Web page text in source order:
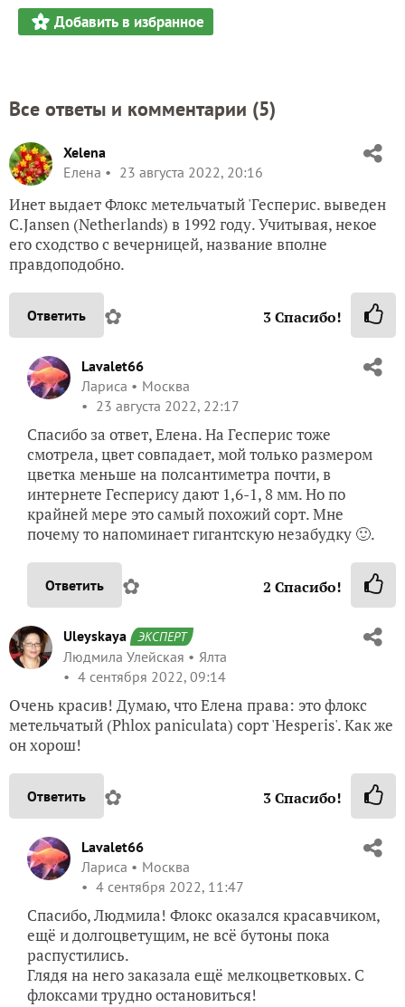
Добавить в избранное
Все ответы и комментарии (5)
Xelena
Елена
23 августа 2022, 20:16
Инет выдает Флокс метельчатый 'Гесперис. выведен
C.Jansen (Netherlands) в 1992 году. Учитывая, некое
его сходство с вечерницей, название вполне
правдоподобно.
Ответить ✿ 3Спасибо!
Lavalet66
Лариса
Москва
23 августа 2022, 22:17
Спасибо за ответ, Елена. На Гесперис тоже
смотрела, цвет совпадает, мой только размером
цветка меньше на полсантиметра почти, в
интернете Гесперису дают 1,6-1, 8 мм. Но по
крайней мере это самый похожий сорт. Мне
почему то напоминает гигантскую незабудку 🙂.
Ответить ✿ 2 Спасибо!
Uleyskaya ЭКСПЕРТ
Людмила Улейская
Ялта
4 сентября 2022, 09:14
Очень красив! Думаю, что Елена права: это флокс
метельчатый (Phlox paniculata) сорт 'Hesperis'. Как же
он хорош!
Ответить ✿ 3Спасибо!
Lavalet66
Лариса
Москва
4 сентября 2022, 11:47
Спасибо, Людмила! Флокс оказался красавчиком,
ещё и долгоцветущим, не всё бутоны пока
распустились.
Глядя на него заказала ещё мелкоцветковых. С
флоксами трудно остановиться!